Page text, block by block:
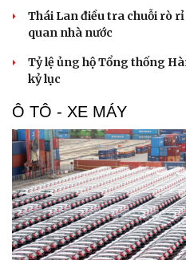
Cải chính
Thái Lan điều tra chuỗi rò rỉ
quan nhà nước
Tỷ lệ ủng hộ Tổng thống
kỷ lục
Ô TÔ - XE MÁY